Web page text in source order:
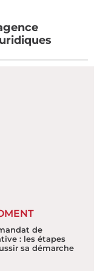
de
: les étapes
sa démarche